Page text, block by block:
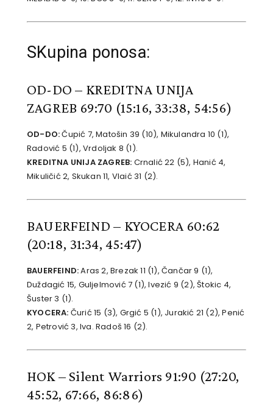
SKupina ponosa:
OD-DO – KREDITNA UNIJA
ZAGREB 69:70 (15:16, 33:38, 54:56)
OD-DO:Čupić 7, Matošin 39 (10), Mikulandra 10 (1),
Radović 5 (1), Vrdoljak 8 (1).
KREDITNA UNIJA ZAGREB: Crnalić 22 (5), Hanić 4,
Mikuličić 2, Skukan 11, Vlaić 31 (2).
BAUERFEIND – KYOCERA 60:62
(20:18, 31:34, 45:47)
BAUERFEIND:Aras 2, Brezak 11 (1), Čančar 9 (1),
Duždagić 15, Guljelmović 7 (1), Ivezić 9 (2), Štokic 4,
Šuster 3 (1).
KYOCERA: Čurić 15 (3), Grgić 5 (1), Jurakić 21 (2), Penić
2, Petrović 3, Iva. Radoš 16 (2).
HOK – Silent Warriors 91:90 (27:20,
45:52, 67:66, 86:86)